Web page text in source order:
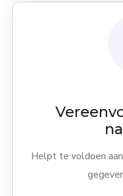
Helpt te voldoen